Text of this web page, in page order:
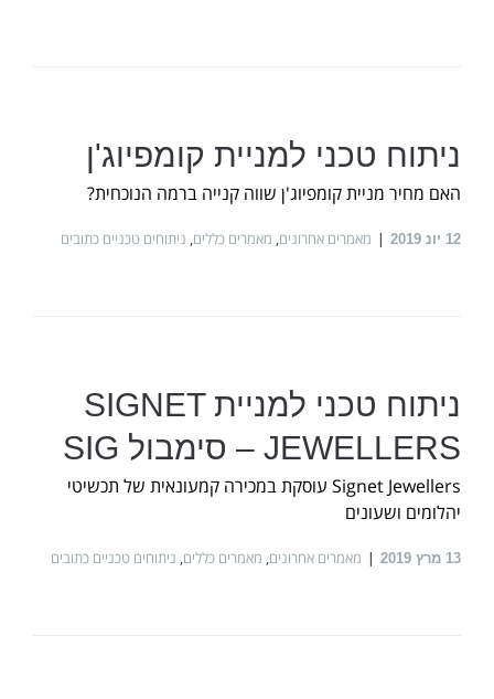
ניתוח טכני למניית קומפיוג'ן
האם מחיר מניית קומפיוג'ן שווה קנייה ברמה הנוכחית?
12 יונ 2019 מאמרים אחרונים, מאמרים כללים, ניתוחים טכניים כתובים
ניתוח טכני למניית SIGNET
JEWELLERS – סימבול SIG
Signet Jewellers עוסקת במכירה קמעונאית של תכשיטי
יהלומים ושעונים
13 מרץ 2019 מאמרים אחרונים, מאמרים כללים, ניתוחים טכניים כתובים